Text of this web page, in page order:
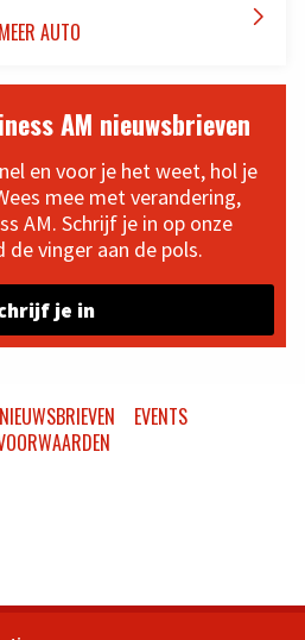
MEER AUTO 
AM nieuwsbrieven
en voor je het weet, hol je
mee met verandering,
AM. Schrijf je in op onze
de vinger aan de pols.
je in
NIEUWSBRIEVEN
EVENTS